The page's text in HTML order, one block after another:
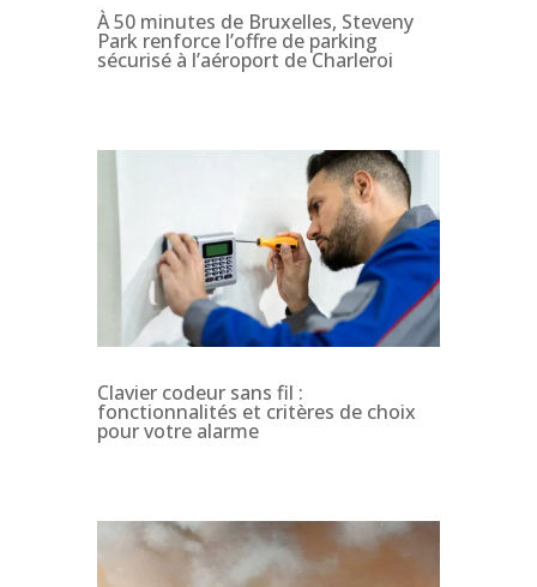
À 50 minutes de Bruxelles, Steveny
Park renforce l’offre de parking
sécurisé à l’aéroport de Charleroi
Clavier codeur sans fil :
fonctionnalités et critères de choix
pour votre alarme